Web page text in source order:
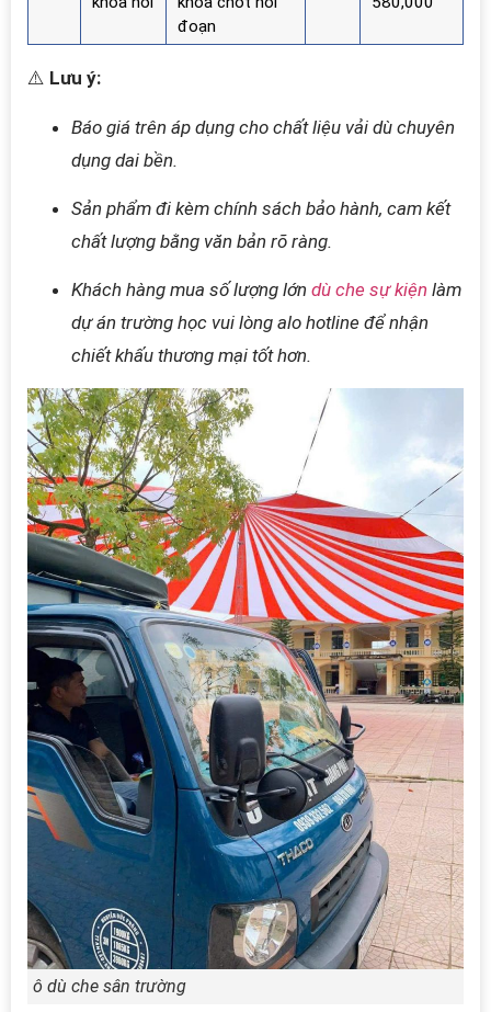
đoạn
⚠️ Lưu ý:
Báo giá trên áp dụng cho chất liệu vải dù chuyên
dụng dai bền.
Sản phẩm đi kèm chính sách bảo hành, cam kết
chất lượng bằng văn bản rõ ràng.
Khách hàng mua số lượng lớn dù che sự kiện làm
dự án trường học vui lòng alo hotline để nhận
chiết khấu thương mại tốt hơn.
ô dù che sân trường